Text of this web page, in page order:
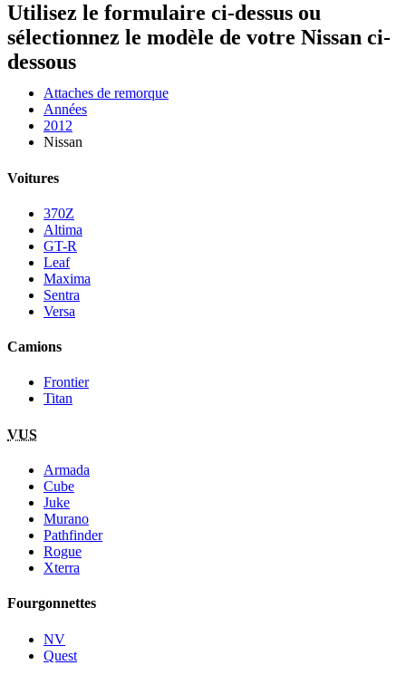
Utilisez le formulaire ci-dessus ou
sélectionnez le modèle de votre Nissan ci-
dessous
Attaches de remorque
Années
2012
Nissan
Voitures
370Z
Altima
GT-R
Leaf
Maxima
Sentra
Versa
Camions
Frontier
Titan
VUS
Armada
Cube
Juke
Murano
Pathfinder
Rogue
Xterra
Fourgonnettes
NV
Quest